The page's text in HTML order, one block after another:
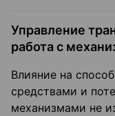
Управление
работа с
Влияние на
средствами и
механизмами не